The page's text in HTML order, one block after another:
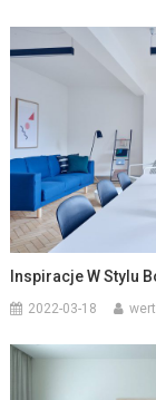
Inspiracje W Stylu
2022-03-18